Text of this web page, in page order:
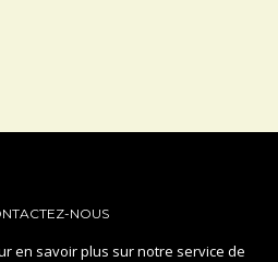
NOUS
en savoir plus sur notre service de